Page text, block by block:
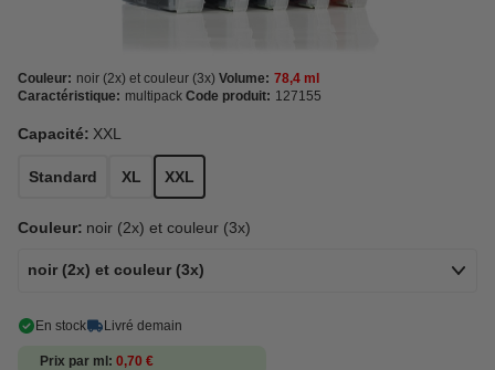
Couleur: noir (2x) et couleur (3x) Volume: 78,4 ml
Caractéristique: multipack Code produit: 127155
Capacité: XXL
Standard XL XXL
Couleur: noir (2x) et couleur (3x)
noir (2x) et couleur (3x)
En stock Livré demain
Prix par ml 0,70 €